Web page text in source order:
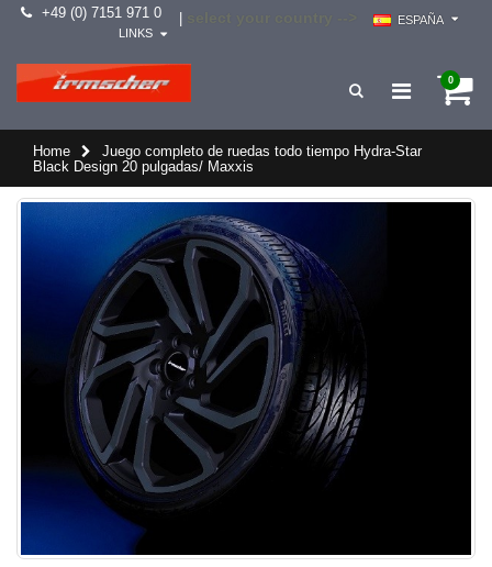
+49 (0) 7151 971 0
ESPAÑA
LINKS
0
Home
Juego completo de ruedas todo tiempo Hydra-Star
Black Design 20 pulgadas/ Maxxis